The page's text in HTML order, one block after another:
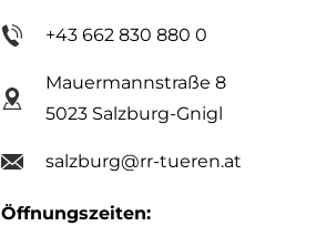
+43 662 830 880 0
Mauermannstraße 8
5023 Salzburg-Gnigl
salzburg@rr-tueren.at
Öffnungszeiten: